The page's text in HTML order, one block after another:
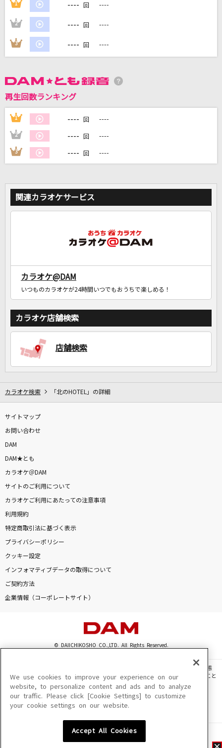
DAMの新曲・ランキングなど
DAMに会員登録・ログインして
カラオケをもっと楽しもう！
1 ---- 回 ----
2 ---- 回 ----
3 ---- 回 ----
再生回数ランキング
1 ---- 回 ----
2 ---- 回 ----
3 ---- 回 ----
関連カラオケサービス
カラオケ@DAM
いつものカラオケが24時間いつでもおうちで楽しめる！
カラオケ店舗検索
店舗検索
カラオケ検索 「北のHOTEL」の詳細
サイトマップ
お問い合わせ
DAM
DAM★とも
カラオケ＠DAM
サイトのご利用について
カラオケご利用にあたっての注意事項
利用規約
特定商取引法に基づく表示
プライバシーポリシー
クッキー設定
インフォマティブデータの取得について
ご契約方法
企業情報（コーポレートサイト）
© DAIICHIKOSHO CO.,LTD. All Rights Reserved.
このサイトに掲載されている一切の文章・画像・写真・動画・音声等を、手段や形態
を問わず、著作権法の定める範囲を超えて無断で複製、転載、ファイル化などすること
を禁じます。
楽曲及びコンテンツは、機種によりご利用いただけない場合があります。
楽曲及びコンテンツの配信日、配信内容が変更になる場合があります。
We use cookies to improve your experience on our
website, to personalize content and ads and to analyze
our traffic. Please click [Cookie Settings] to customize
your cookie settings on our website.
Accept All Cookies